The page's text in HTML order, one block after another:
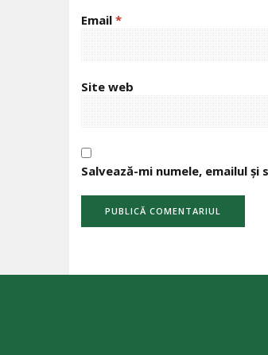
Email *
Site web
Salvează-mi numele, emailul